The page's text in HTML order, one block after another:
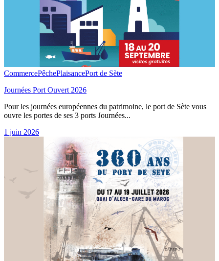
CommercePêchePlaisancePort de Sète
Journées Port Ouvert 2026
Pour les journées européennes du patrimoine, le port de Sète vous
ouvre les portes de ses 3 ports Journées...
1 juin 2026